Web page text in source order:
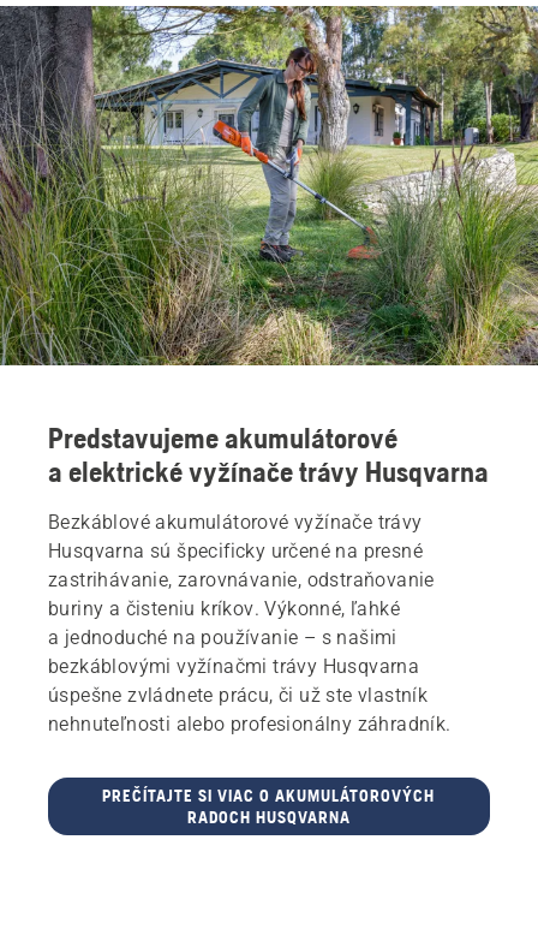
Predstavujeme akumulátorové
a elektrické vyžínače trávy Husqvarna
Bezkáblové akumulátorové vyžínače trávy
Husqvarna sú špecificky určené na presné
zastrihávanie, zarovnávanie, odstraňovanie
buriny a čisteniu kríkov. Výkonné, ľahké
a jednoduché na používanie – s našimi
bezkáblovými vyžínačmi trávy Husqvarna
úspešne zvládnete prácu, či už ste vlastník
nehnuteľnosti alebo profesionálny záhradník.
PREČÍTAJTE SI VIAC O AKUMULÁTOROVÝCH
RADOCH HUSQVARNA